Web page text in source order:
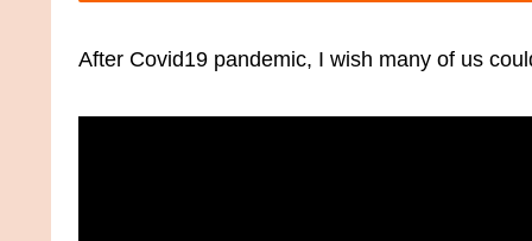
After Covid19 pandemic, I wish many of us